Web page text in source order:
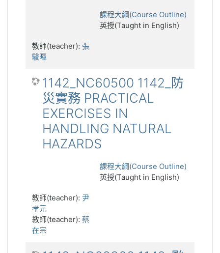
課程大綱(Course Outline)
英授(Taught in English)
教師(teacher): 張
駿暉
1142_NC60500 1142_防
災實務 PRACTICAL
EXERCISES IN
HANDLING NATURAL
HAZARDS
課程大綱(Course Outline)
英授(Taught in English)
教師(teacher): 尹
孝元
教師(teacher): 蔡
在宗